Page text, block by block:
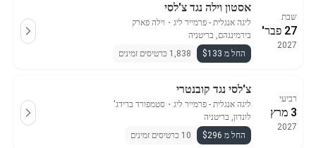
שבת
27 פבר'
2027
אסטון וילה נגד צ'לסי
ליגה אנגלית - פרמייר ליג ・ וילה פארק
בירמינגהם, בריטניה
החל מ $133
1,838 כרטיסים זמינים
רביעי
3 מרץ
2027
צ'לסי נגד קובנטרי
ליגה אנגלית - פרמייר ליג ・ סטמפורד ברידג'
לונדון, בריטניה
החל מ $296
10 כרטיסים זמינים